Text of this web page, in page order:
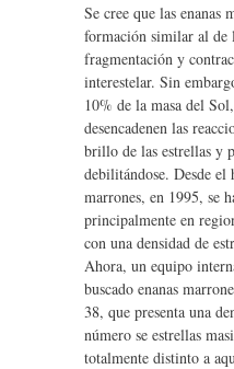
Se cree que las enanas
formación similar al de
fragmentación y
interestelar. Sin
10% de la masa del
desencadenen las
brillo de las estrellas y
debilitándose. Desde el
marrones, en 1995, se
principalmente en
con una densidad de
Ahora, un equipo
buscado enanas
38, que presenta una
número se estrellas
totalmente distinto a